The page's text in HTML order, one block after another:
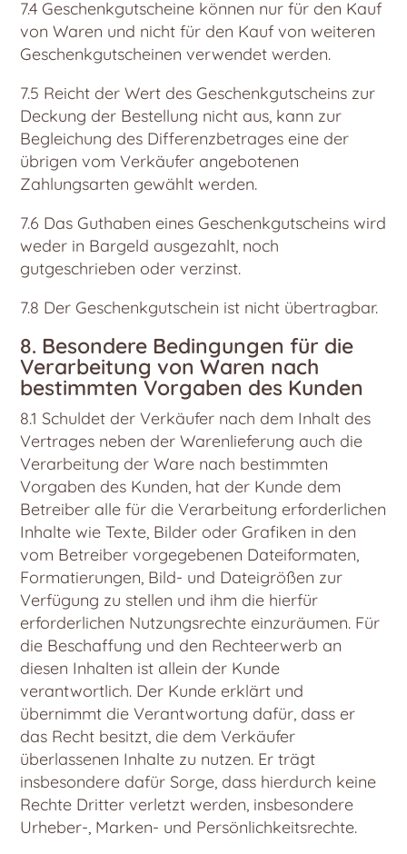
7.4 Geschenkgutscheine können nur für den Kauf
von Waren und nicht für den Kauf von weiteren
Geschenkgutscheinen verwendet werden.
7.5 Reicht der Wert des Geschenkgutscheins zur
Deckung der Bestellung nicht aus, kann zur
Begleichung des Differenzbetrages eine der
übrigen vom Verkäufer angebotenen
Zahlungsarten gewählt werden.
7.6 Das Guthaben eines Geschenkgutscheins wird
weder in Bargeld ausgezahlt, noch
gutgeschrieben oder verzinst.
7.8 Der Geschenkgutschein ist nicht übertragbar.
8. Besondere Bedingungen für die
Verarbeitung von Waren nach
bestimmten Vorgaben des Kunden
8.1 Schuldet der Verkäufer nach dem Inhalt des
Vertrages neben der Warenlieferung auch die
Verarbeitung der Ware nach bestimmten
Vorgaben des Kunden, hat der Kunde dem
Betreiber alle für die Verarbeitung erforderlichen
Inhalte wie Texte, Bilder oder Grafiken in den
vom Betreiber vorgegebenen Dateiformaten,
Formatierungen, Bild- und Dateigrößen zur
Verfügung zu stellen und ihm die hierfür
erforderlichen Nutzungsrechte einzuräumen. Für
die Beschaffung und den Rechteerwerb an
diesen Inhalten ist allein der Kunde
verantwortlich. Der Kunde erklärt und
übernimmt die Verantwortung dafür, dass er
das Recht besitzt, die dem Verkäufer
überlassenen Inhalte zu nutzen. Er trägt
insbesondere dafür Sorge, dass hierdurch keine
Rechte Dritter verletzt werden, insbesondere
Urheber-, Marken- und Persönlichkeitsrechte.